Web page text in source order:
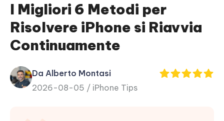
ReiBoot
for iOS
PDNob
PDF
New
I Migliori 6 Metodi per
Risolvere iPhone si Riavvia
Continuamente
Da Alberto Montasi
2026-08-05 / iPhone Tips